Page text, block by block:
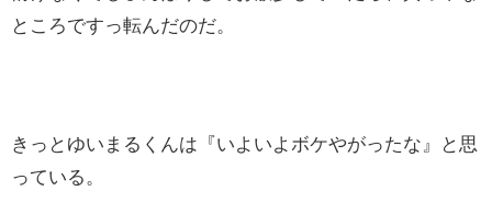
ところですっ転んだのだ。
きっとゆいまるくんは『いよいよボケやがったな』と思
っている。